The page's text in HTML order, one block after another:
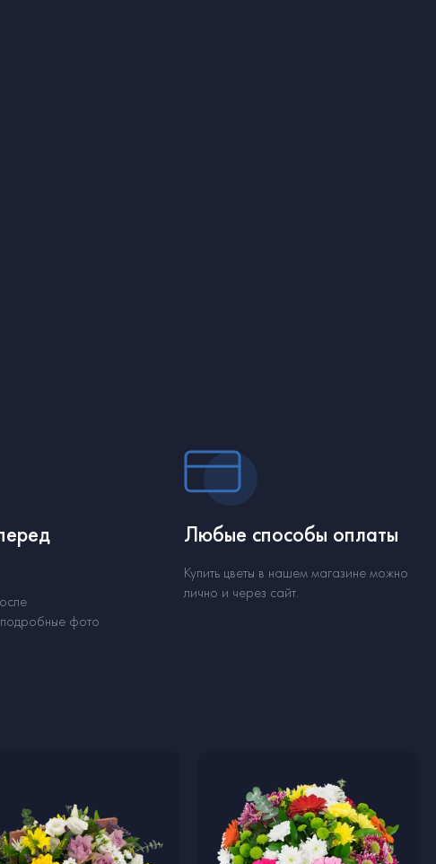
фото
Любые способы оплаты
Купить цветы в нашем магазине можно
лично и через сайт.